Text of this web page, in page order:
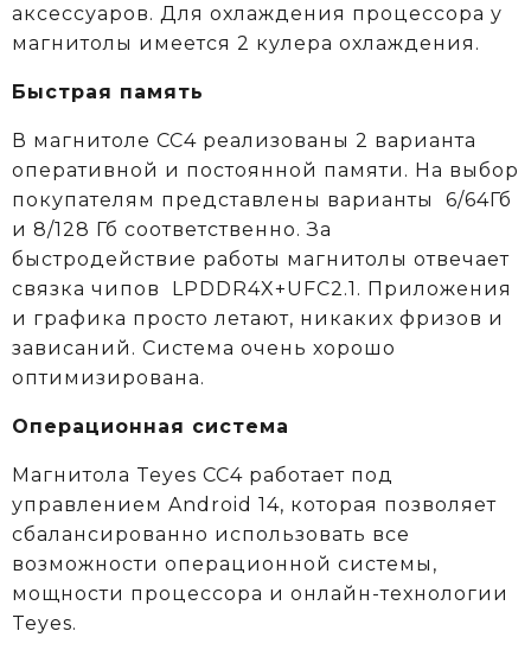
аксессуаров. Для охлаждения процессора у
магнитолы имеется 2 кулера охлаждения.
Быстрая память
В магнитоле CC4 реализованы 2 варианта
оперативной и постоянной памяти. На выбор
покупателям представлены варианты 6/64Гб
и 8/128 Гб соответственно. За
быстродействие работы магнитолы отвечает
связка чипов LPDDR4X+UFC2.1. Приложения
и графика просто летают, никаких фризов и
зависаний. Система очень хорошо
оптимизирована.
Операционная система
Магнитола Teyes CC4 работает под
управлением Android 14, которая позволяет
сбалансированно использовать все
возможности операционной системы,
мощности процессора и онлайн-технологии
Teyes.